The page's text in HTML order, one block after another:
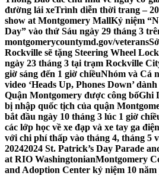
đường lái xeTrình diễn thời trang –
show at Montgomery MallKỷ niệm
Day” vào thứ Sáu ngày 29 tháng 3
montgomerycountymd.gov/veterans
Rockville sẽ tặng Steering Wheel
ngày 23 tháng 3 tại trạm Rockville
giờ sáng đến 1 giờ chiềuNhóm và Cá
video ‘Heads Up, Phones Down’
Quận Montgomery được công bốGhi
bị nhập quốc tịch của quận
bắt đầu ngày 10 tháng 3 lúc 1 giờ
các lớp học về xe đạp và xe tay ga
với chi phí thấp vào tháng 4, tháng 5
20242024 St. Patrick’s Day Parade
at RIO WashingtonianMontgomery
and Adoption Center kỷ niệm 10